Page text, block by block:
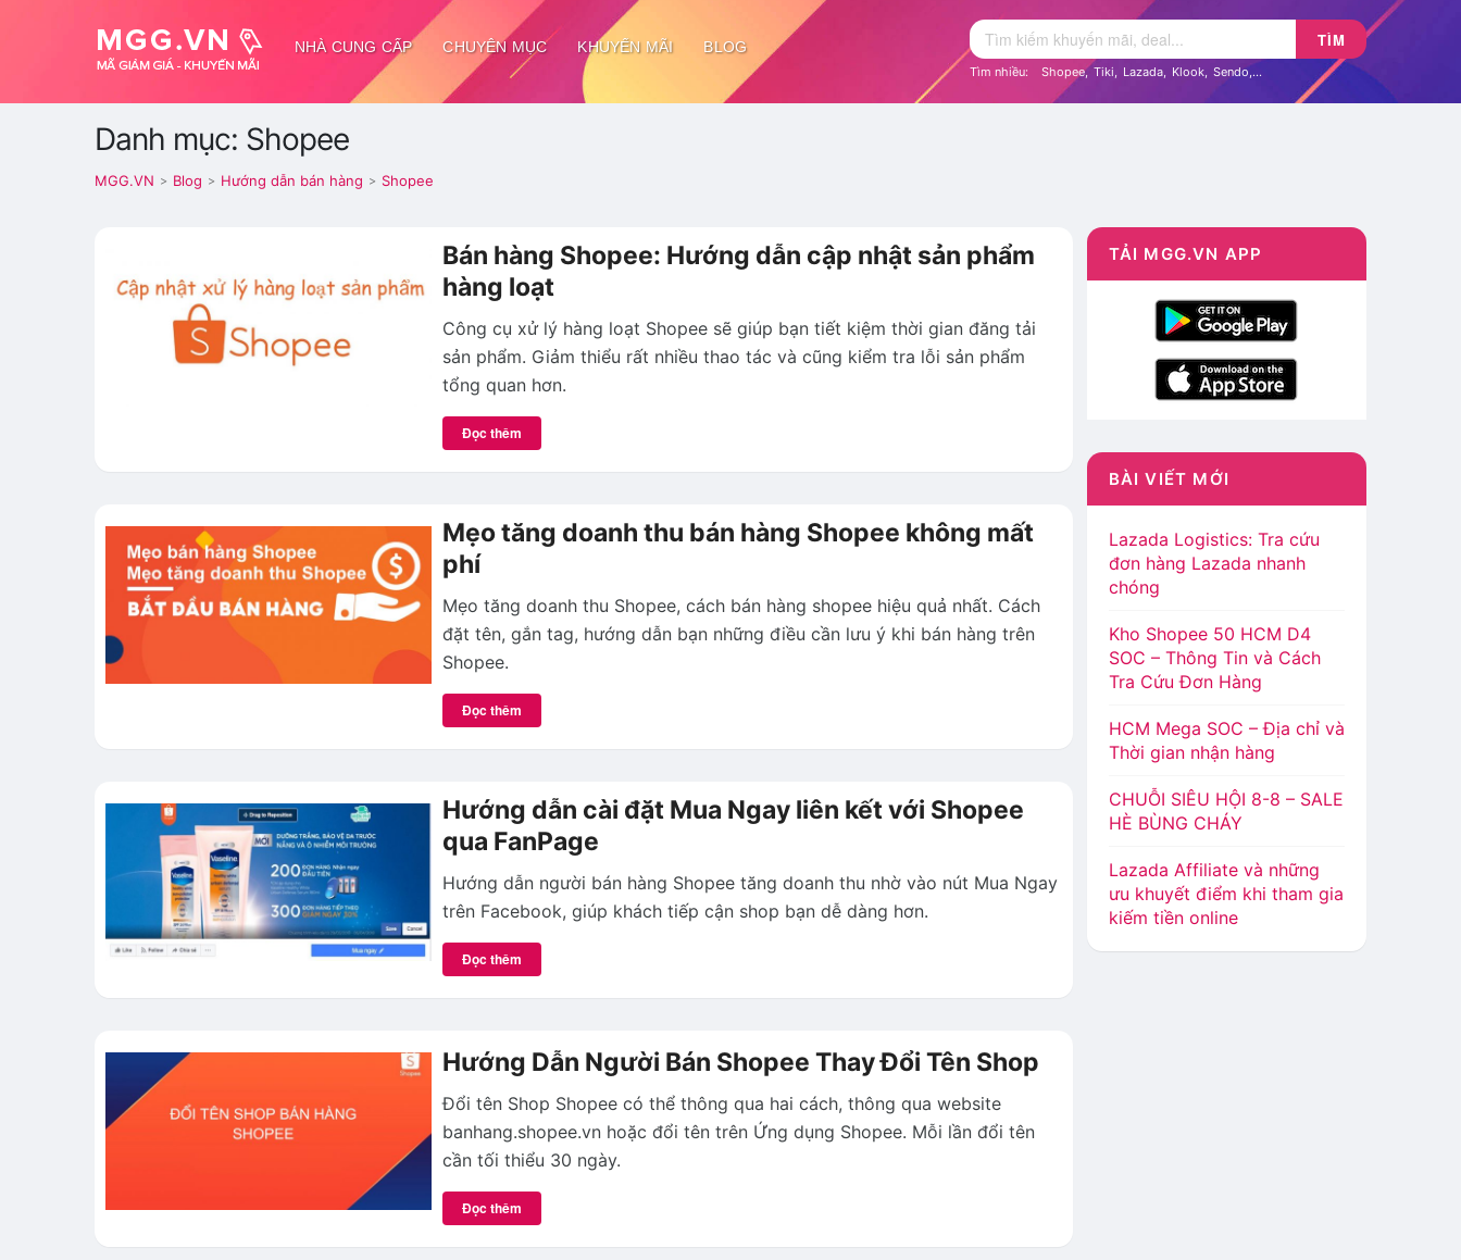
NHÀ CUNG CẤP CHUYÊN MỤC KHUYẾN MÃI BLOG TÌM
Tìm nhiều: Shopee, Tiki, Lazada, Klook, Sendo,...
Danh mục: Shopee
MGG.VN > Blog > Hướng dẫn bán hàng > Shopee
Bán hàng Shopee: Hướng dẫn cập nhật sản phẩm
hàng loạt
Công cụ xử lý hàng loạt Shopee sẽ giúp bạn tiết kiệm thời gian đăng tải
sản phẩm. Giảm thiểu rất nhiều thao tác và cũng kiểm tra lỗi sản phẩm
tổng quan hơn.
Đọc thêm
Mẹo tăng doanh thu bán hàng Shopee không mất
phí
Mẹo tăng doanh thu Shopee, cách bán hàng shopee hiệu quả nhất. Cách
đặt tên, gắn tag, hướng dẫn bạn những điều cần lưu ý khi bán hàng trên
Shopee.
Đọc thêm
Hướng dẫn cài đặt Mua Ngay liên kết với Shopee
qua FanPage
Hướng dẫn người bán hàng Shopee tăng doanh thu nhờ vào nút Mua Ngay
trên Facebook, giúp khách tiếp cận shop bạn dễ dàng hơn.
Đọc thêm
Hướng Dẫn Người Bán Shopee Thay Đổi Tên Shop
Đổi tên Shop Shopee có thể thông qua hai cách, thông qua website
banhang.shopee.vn hoặc đổi tên trên Ứng dụng Shopee. Mỗi lần đổi tên
cần tối thiểu 30 ngày.
Đọc thêm
TẢI MGG.VN APP
BÀI VIẾT MỚI
Lazada Logistics: Tra cứu
đơn hàng Lazada nhanh
chóng
Kho Shopee 50 HCM D4
SOC – Thông Tin và Cách
Tra Cứu Đơn Hàng
HCM Mega SOC – Địa chỉ và
Thời gian nhận hàng
CHUỖI SIÊU HỘI 8-8 – SALE
HÈ BÙNG CHÁY
Lazada Affiliate và những
ưu khuyết điểm khi tham gia
kiếm tiền online